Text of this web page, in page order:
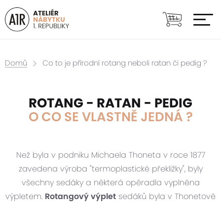
Domů Co to je přírodní rotang neboli ratan či pedig ?
ROTANG - RATAN - PEDIG
O CO SE VLASTNĚ JEDNÁ ?
Než byla v podniku Michaela Thoneta v roce 1877
zavedena výroba "termoplastické překližky", byly
všechny sedáky a některá opěradla vyplněna
výpletem. Rotangový výplet sedáků byla v Thonetově